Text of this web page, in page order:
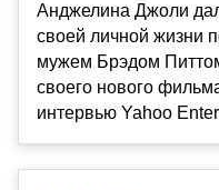
Анджелина Джоли
своей личной жизни
мужем Брэдом
своего нового
интервью Yahoo